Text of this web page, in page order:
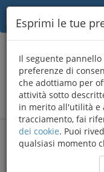
Sviluppo applicazioni web
Esprimi le tue
Il seguente
preferenze di
che adottiamo per
attività sotto
in merito all'utilità e
tracciamento, fai
dei cookie. Puoi
qualsiasi momento